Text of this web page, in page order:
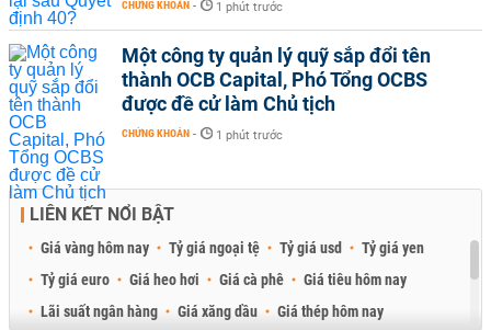
CHỨNG KHOÁN - 1 phút trước
Một công ty quản lý quỹ sắp đổi tên
thành OCB Capital, Phó Tổng OCBS
được đề cử làm Chủ tịch
CHỨNG KHOÁN - 1 phút trước
LIÊN KẾT NỔI BẬT
Giá vàng hôm nay Tỷ giá ngoại tệ Tỷ giá usd
Tỷ giá yen
Tỷ giá euro
Giá heo hơi Giá cà phê
Giá tiêu hôm nay
Lãi suất ngân hàng
Giá xăng dầu Giá thép hôm nay